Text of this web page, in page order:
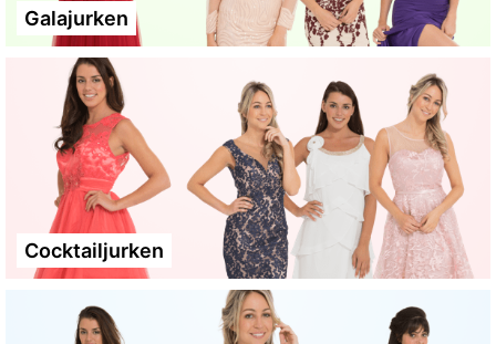
Galajurken
Cocktailjurken